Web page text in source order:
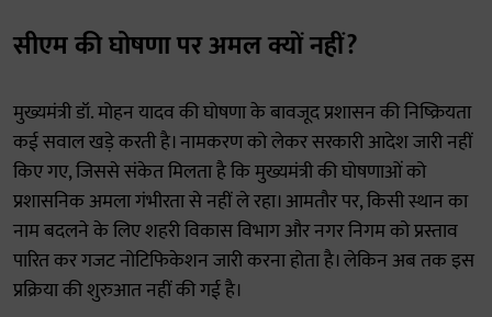
सीएम की घोषणा पर अमल क्यों नहीं?
मुख्यमंत्री डॉ. मोहन यादव की घोषणा के बावजूद प्रशासन की निष्क्रियता
कई सवाल खड़े करती है। नामकरण को लेकर सरकारी आदेश जारी नहीं
किए गए, जिससे संकेत मिलता है कि मुख्यमंत्री की घोषणाओं को
प्रशासनिक अमला गंभीरता से नहीं ले रहा। आमतौर पर, किसी स्थान का
नाम बदलने के लिए शहरी विकास विभाग और नगर निगम को प्रस्ताव
पारित कर गजट नोटिफिकेशन जारी करना होता है। लेकिन अब तक इस
प्रक्रिया की शुरुआत नहीं की गई है।